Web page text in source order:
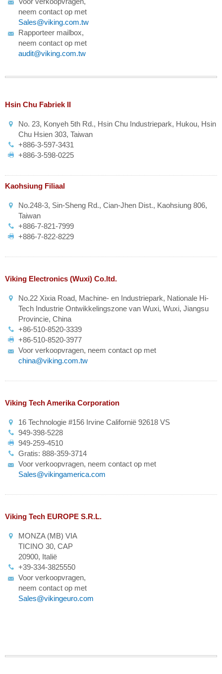
neem contact op met
Sales@viking.com.tw
Rapporteer mailbox,
neem contact op met
audit@viking.com.tw
Hsin Chu Fabriek II
No. 23, Konyeh 5th Rd., Hsin Chu Industriepark, Hukou, Hsin
Chu Hsien 303, Taiwan
+886-3-597-3431
+886-3-598-0225
Kaohsiung Filiaal
No.248-3, Sin-Sheng Rd., Cian-Jhen Dist., Kaohsiung 806,
Taiwan
+886-7-821-7999
+886-7-822-8229
Viking Electronics (Wuxi) Co.ltd.
No.22 Xixia Road, Machine- en Industriepark, Nationale Hi-
Tech Industrie Ontwikkelingszone van Wuxi, Wuxi, Jiangsu
Provincie, China
+86-510-8520-3339
+86-510-8520-3977
Voor verkoopvragen, neem contact op met
china@viking.com.tw
Viking Tech Amerika Corporation
16 Technologie #156 Irvine Californië 92618 VS
949-398-5228
949-259-4510
Gratis: 888-359-3714
Voor verkoopvragen, neem contact op met
Sales@vikingamerica.com
Viking Tech EUROPE S.R.L.
MONZA (MB) VIA
TICINO 30, CAP
20900, Italië
+39-334-3825550
Voor verkoopvragen,
neem contact op met
Sales@vikingeuro.com